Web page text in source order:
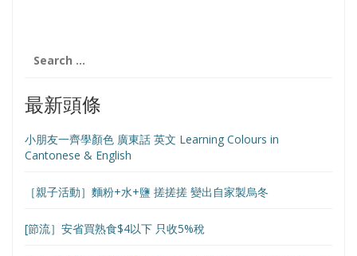
for:
最新頭條
小朋友一齊學顏色 廣東話 英文 Learning Colours in
Cantonese & English
［親子活動］麵粉+水+鹽 搓搓搓 變出自家製烏冬
[節流］安省買熟食$4以下 只收5%稅